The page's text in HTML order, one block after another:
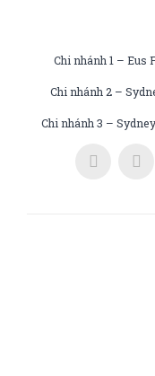
Chi nhánh 1 – Eus
Chi nhánh 2 –
Chi nhánh 3 –